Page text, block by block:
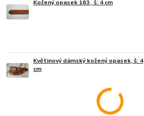
Kožený opasek 163 , š: 4 cm
Květinový dámský kožený opasek, š: 4
cm